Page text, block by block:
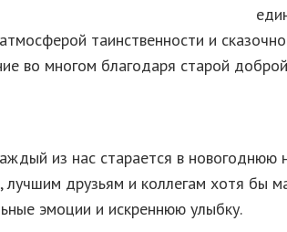
таинственности и
во многом благодаря старой
из нас старается в новогоднюю
лучшим друзьям и коллегам хотя бы
эмоции и искреннюю улыбку.